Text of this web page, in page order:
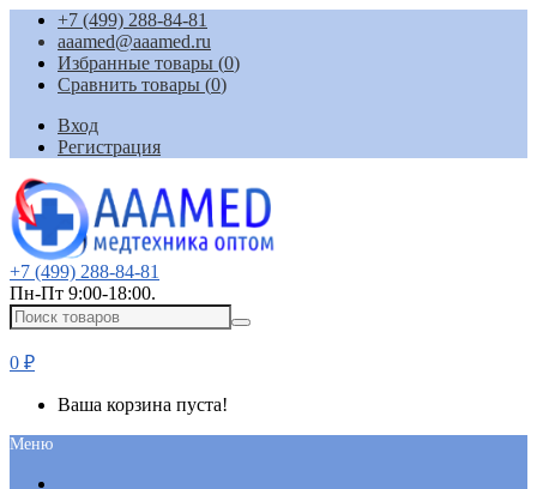
+7 (499) 288-84-81
aaamed@aaamed.ru
Избранные товары (0)
Сравнить товары (0)
Вход
Регистрация
+7 (499) 288-84-81
Пн-Пт 9:00-18:00.
0 ₽
Ваша корзина пуста!
Меню